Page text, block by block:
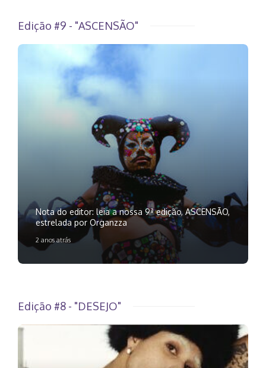
Edição #9 - "ASCENSÃO"
Nota do editor: leia a nossa 9ª edição, ASCENSÃO,
estrelada por Organzza
2 anos atrás
Edição #8 - "DESEJO"